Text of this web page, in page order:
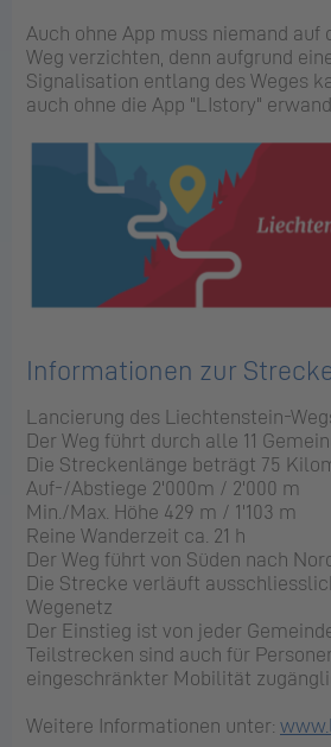
Auch ohne App muss niemand
Weg verzichten, denn aufgrund
Signalisation entlang des Weges
auch ohne die App "LIstory"
Informationen zur
Lancierung des Liechtenstein-
Der Weg führt durch alle 11
Die Streckenlänge beträgt 75
Auf-/Abstiege 2'000m / 2'000 m
Min./Max. Höhe 429 m / 1'103 m
Reine Wanderzeit ca. 21 h
Der Weg führt von Süden nach
Die Strecke verläuft
Wegenetz
Der Einstieg ist von jeder
Teilstrecken sind auch für
eingeschränkter Mobilität
Weitere Informationen unter: